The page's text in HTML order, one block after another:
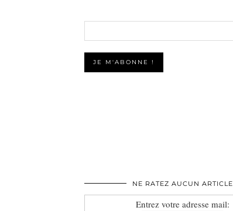
NE RATEZ AUCUN ARTICLE
Entrez votre adresse mail: